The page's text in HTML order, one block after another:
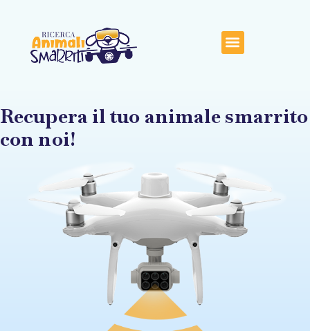
Recupera il tuo animale smarrito
con noi!